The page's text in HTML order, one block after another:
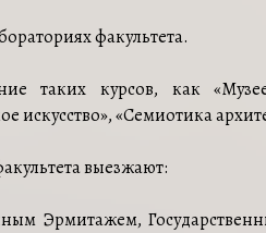
факультета.
таких курсов, как
искусство», «Семиотика
выезжают:
Эрмитажем,